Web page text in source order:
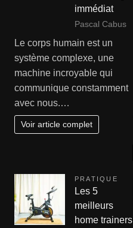
immédiat
Pascal Cabus
Le corps humain est un
système complexe, une
machine incroyable qui
communique constamment
avec nous.…
Voir article complet
PRATIQUE
Les 5
meilleurs
home trainers